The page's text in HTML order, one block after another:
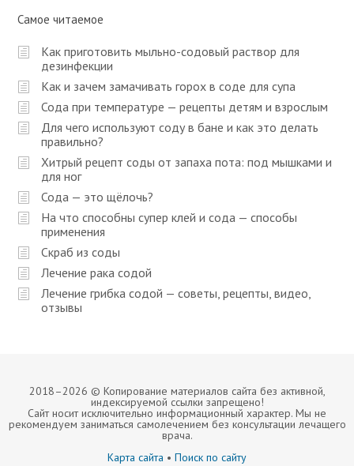
п
и
я
м
Самое читаемое
Как приготовить мыльно-содовый раствор для
дезинфекции
Как и зачем замачивать горох в соде для супа
Сода при температуре — рецепты детям и взрослым
Для чего используют соду в бане и как это делать
правильно?
Хитрый рецепт соды от запаха пота: под мышками и
для ног
Сода — это щёлочь?
На что способны супер клей и сода — способы
применения
Скраб из соды
Лечение рака содой
Лечение грибка содой — советы, рецепты, видео,
отзывы
2018–2026 © Копирование материалов сайта без активной,
индексируемой ссылки запрещено!
Сайт носит исключительно информационный характер. Мы не
рекомендуем заниматься самолечением без консультации лечащего
врача.
Карта сайта • Поиск по сайту